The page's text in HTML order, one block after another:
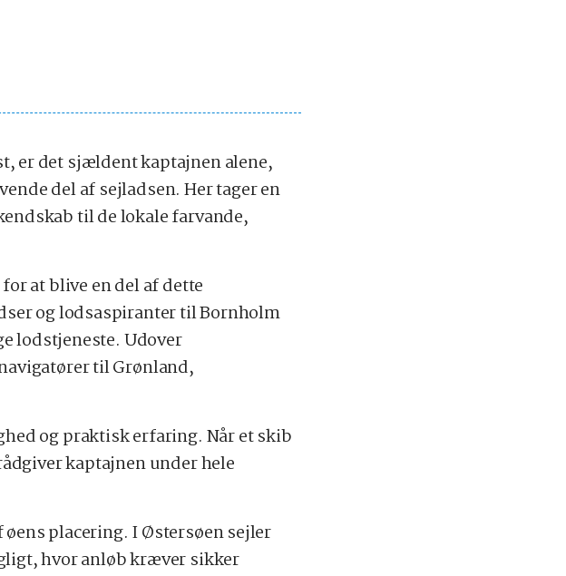
er det sjældent kaptajnen alene,
del af sejladsen. Her tager en
til de lokale farvande,
at blive en del af dette
og lodsaspiranter til Bornholm
lodstjeneste. Udover
til Grønland,
og praktisk erfaring. Når et skib
kaptajnen under hele
placering. I Østersøen sejler
hvor anløb kræver sikker